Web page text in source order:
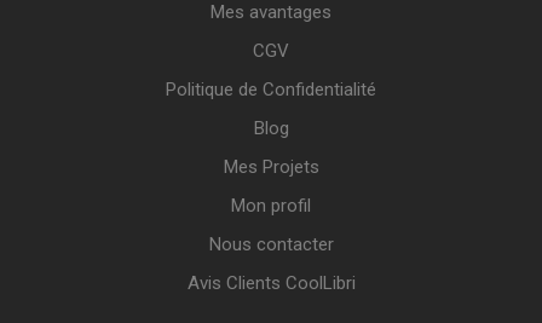
Mes avantages
CGV
Politique de Confidentialité
Blog
Mes Projets
Mon profil
Nous contacter
Avis Clients CoolLibri